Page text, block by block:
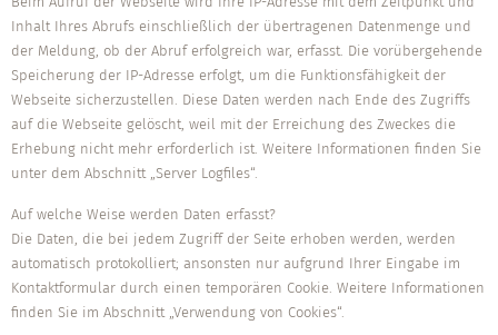
Inhalt Ihres Abrufs einschließlich der übertragenen Datenmenge und
der Meldung, ob der Abruf erfolgreich war, erfasst. Die vorübergehende
Speicherung der IP-Adresse erfolgt, um die Funktionsfähigkeit der
Webseite sicherzustellen. Diese Daten werden nach Ende des Zugriffs
auf die Webseite gelöscht, weil mit der Erreichung des Zweckes die
Erhebung nicht mehr erforderlich ist. Weitere Informationen finden Sie
unter dem Abschnitt „Server Logfiles“.
Auf welche Weise werden Daten erfasst?
Die Daten, die bei jedem Zugriff der Seite erhoben werden, werden
automatisch protokolliert; ansonsten nur aufgrund Ihrer Eingabe im
Kontaktformular durch einen temporären Cookie. Weitere Informationen
finden Sie im Abschnitt „Verwendung von Cookies“.